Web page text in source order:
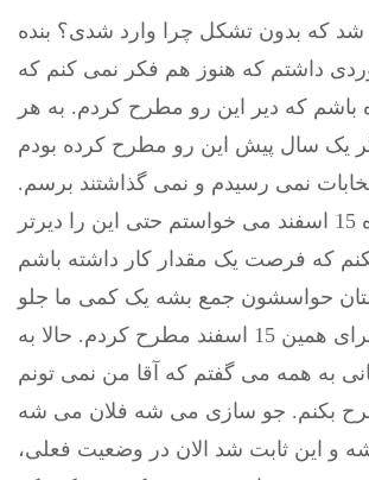
شد که بدون تشکل چرا وارد شدی؟ بنده
داشتم که هنوز هم فکر نمی کنم که
باشم که دیر این رو مطرح کردم. به هر
یک سال پیش این رو مطرح کرده بودم
نمی رسیدم و نمی گذاشتند برسم.
بنده 15 اسفند می خواستم حتی این را دیرتر
که فرصت یک مقدار کار داشته باشم
حواسشون جمع بشه یک کمی ما جلو
برویم. برای همین 15 اسفند مطرح کردم. حالا به
به همه می گفتم که آقا من نمی تونم
بکنم. جو سازی می شه فلان می شه
و این ثابت شد الان در وضعیت فعلی،